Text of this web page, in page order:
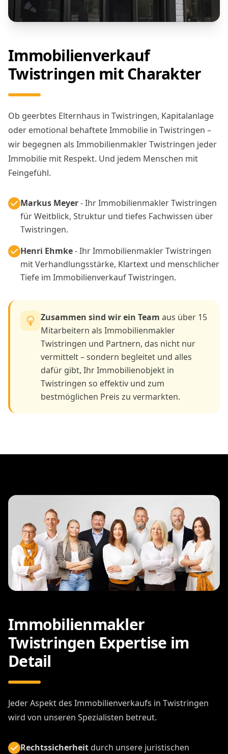
Immobilienverkauf
Twistringen mit Charakter
Ob geerbtes Elternhaus in Twistringen, Kapitalanlage
oder emotional behaftete Immobilie in Twistringen –
wir begegnen als Immobilienmakler Twistringen jeder
Immobilie mit Respekt. Und jedem Menschen mit
Feingefühl.
Markus Meyer- Ihr Immobilienmakler Twistringen
für Weitblick, Struktur und tiefes Fachwissen über
Twistringen.
Henri Ehmke- Ihr Immobilienmakler Twistringen
mit Verhandlungsstärke, Klartext und menschlicher
Tiefe im Immobilienverkauf Twistringen.
Zusammen sind wir ein Team aus über 15
Mitarbeitern als Immobilienmakler
Twistringen und Partnern, das nicht nur
vermittelt – sondern begleitet und alles
dafür gibt, Ihr Immobilienobjekt in
Twistringen so effektiv und zum
bestmöglichen Preis zu vermarkten.
Immobilienmakler
Twistringen Expertise im
Detail
Jeder Aspekt des Immobilienverkaufs in Twistringen
wird von unseren Spezialisten betreut.
Rechtssicherheitdurch unsere juristischen